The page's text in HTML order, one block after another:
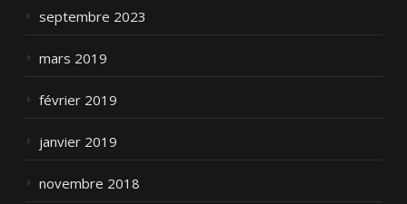
septembre 2023
mars 2019
février 2019
janvier 2019
novembre 2018